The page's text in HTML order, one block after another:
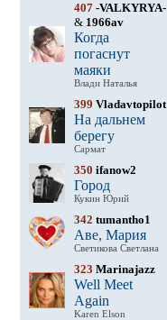
407-VALKYRYA-
& 1966av
Когда
погаснут
маяки
Влади Наталья
399 Vladavtopilot
На дальнем
берегу
Сармат
350 ifanow2
Город
Кукин Юрий
342 tumantho1
Аве, Мария
Светикова Светлана
323 Marinajazz
Well Meet
Again
Karen Elson